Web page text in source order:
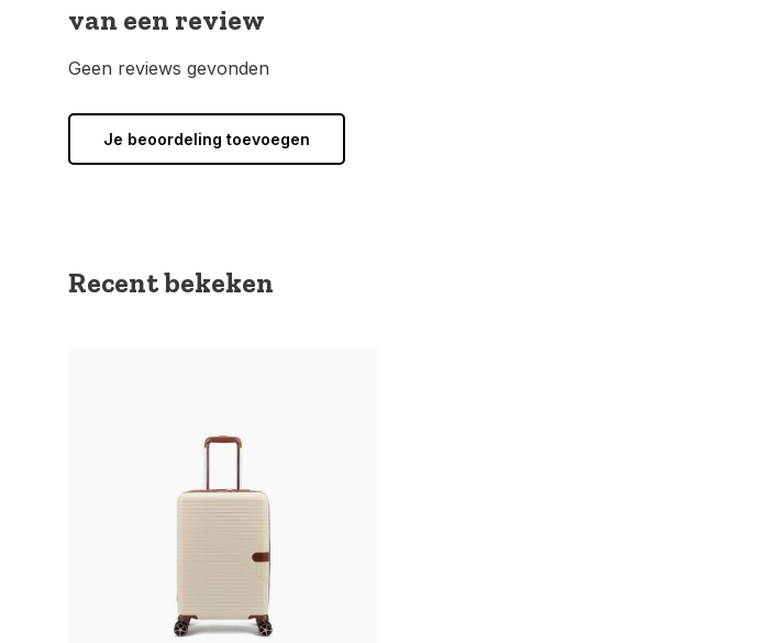
van een review
Geen reviews gevonden
Je beoordeling toevoegen
Recent bekeken